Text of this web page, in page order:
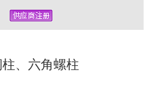
、六角螺柱